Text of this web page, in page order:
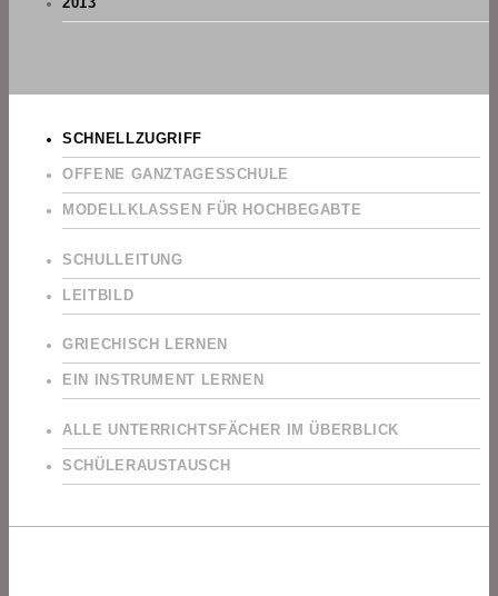
2013
SCHNELLZUGRIFF
OFFENE GANZTAGESSCHULE
MODELLKLASSEN FÜR HOCHBEGABTE
SCHULLEITUNG
LEITBILD
GRIECHISCH LERNEN
EIN INSTRUMENT LERNEN
ALLE UNTERRICHTSFÄCHER IM ÜBERBLICK
SCHÜLERAUSTAUSCH